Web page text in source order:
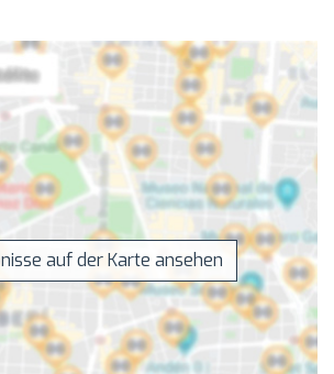
auf der Karte ansehen